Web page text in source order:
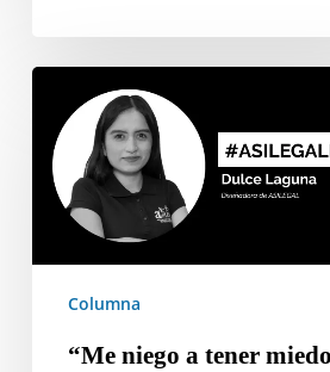
niego
tener
miedo”:
crónica
sobreColumna
“Me niego a tener